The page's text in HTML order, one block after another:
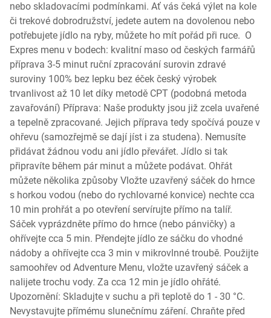
nebo skladovacími podmínkami. Ať vás čeká výlet na kole
či trekové dobrodružství, jedete autem na dovolenou nebo
potřebujete jídlo na ryby, můžete ho mít pořád při ruce. O
Expres menu v bodech: kvalitní maso od českých farmářů
příprava 3-5 minut ruční zpracování surovin zdravé
suroviny 100% bez lepku bez éček český výrobek
trvanlivost až 10 let díky metodě CPT (podobná metoda
zavařování) Příprava: Naše produkty jsou již zcela uvařené
a tepelně zpracované. Jejich příprava tedy spočívá pouze v
ohřevu (samozřejmě se dají jíst i za studena). Nemusíte
přidávat žádnou vodu ani jídlo převářet. Jídlo si tak
připravíte během pár minut a můžete podávat. Ohřát
můžete několika způsoby Vložte uzavřený sáček do hrnce
s horkou vodou (nebo do rychlovarné konvice) nechte cca
10 min prohřát a po otevření servírujte přímo na talíř.
Sáček vyprázdněte přímo do hrnce (nebo pánvičky) a
ohřívejte cca 5 min. Přendejte jídlo ze sáčku do vhodné
nádoby a ohřívejte cca 3 min v mikrovlnné troubě. Použijte
samoohřev od Adventure Menu, vložte uzavřený sáček a
nalijete trochu vody. Za cca 12 min je jídlo ohřáté.
Upozornění: Skladujte v suchu a při teplotě do 1 - 30 °C.
Nevystavujte přímému slunečnímu záření. Chraňte před